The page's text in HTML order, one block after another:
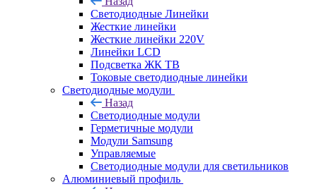
Светодиодные Линейки
Жесткие линейки
Жесткие линейки 220V
Линейки LCD
Подсветка ЖК ТВ
Токовые светодиодные линейки
Светодиодные модули
Назад
Светодиодные модули
Герметичные модули
Модули Samsung
Управляемые
Светодиодные модули для светильников
Алюминиевый профиль